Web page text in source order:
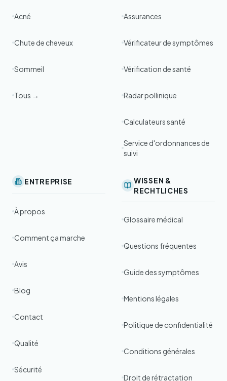
Acné
Chute de cheveux
Sommeil
Tous →
Assurances
Vérificateur de symptômes
Vérification de santé
Radar pollinique
Calculateurs santé
Service d'ordonnances de
suivi
ENTREPRISE
À propos
Comment ça marche
Avis
Blog
Contact
Qualité
Sécurité
WISSEN &
RECHTLICHES
Glossaire médical
Questions fréquentes
Guide des symptômes
Mentions légales
Politique de confidentialité
Conditions générales
Droit de rétractation